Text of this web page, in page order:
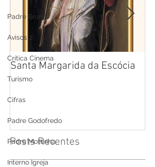
Padre Bruno
Avisos 2
Crítica Cinema
Turismo
Cifras
Padre Godofredo
Padre Mottinha
Interno Igreja
Santa Margarida da Escócia
Posts Recentes